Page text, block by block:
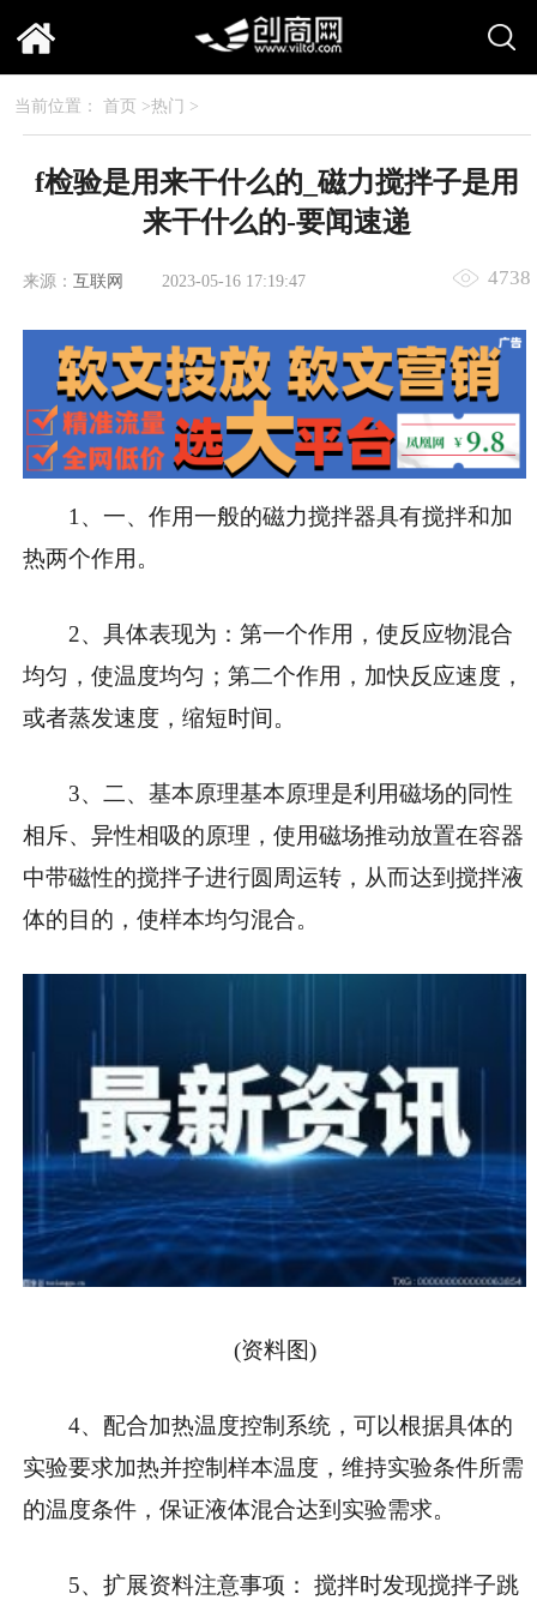
当前位置： 首页 >热门 >
f检验是用来干什么的_磁力搅拌子是用
来干什么的-要闻速递
来源： 互联网 2023-05-16 17:19:47 4738
1、一、作用一般的磁力搅拌器具有搅拌和加
热两个作用。
2、具体表现为：第一个作用，使反应物混合
均匀，使温度均匀；第二个作用，加快反应速度，
或者蒸发速度，缩短时间。
3、二、基本原理基本原理是利用磁场的同性
相斥、异性相吸的原理，使用磁场推动放置在容器
中带磁性的搅拌子进行圆周运转，从而达到搅拌液
体的目的，使样本均匀混合。
(资料图)
4、配合加热温度控制系统，可以根据具体的
实验要求加热并控制样本温度，维持实验条件所需
的温度条件，保证液体混合达到实验需求。
5、扩展资料注意事项： 搅拌时发现搅拌子跳